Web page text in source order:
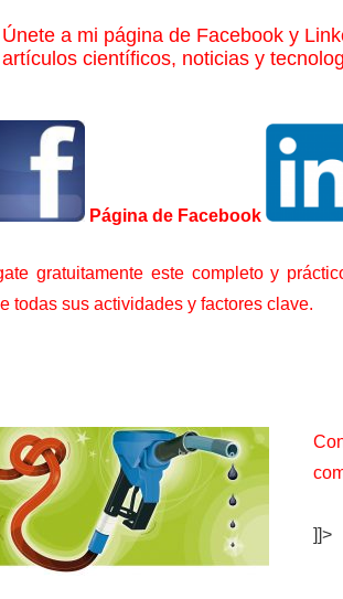
Únete a mi página de Facebook y
artículos científicos, noticias y
Página de Facebook
gratuitamente este completo y
todas sus actividades y factores clave.
]]>